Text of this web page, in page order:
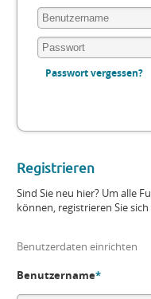
Passwort vergessen?
Registrieren
Sind Sie neu hier? Um alle
können, registrieren Sie
Benutzerdaten einrichten
Benutzername*